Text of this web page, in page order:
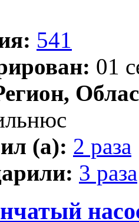
541
01
(а): 2 раза
3 раза